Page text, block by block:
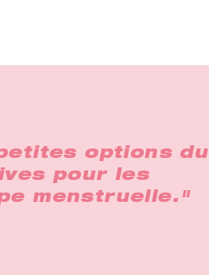
options du
pour les
menstruelle."